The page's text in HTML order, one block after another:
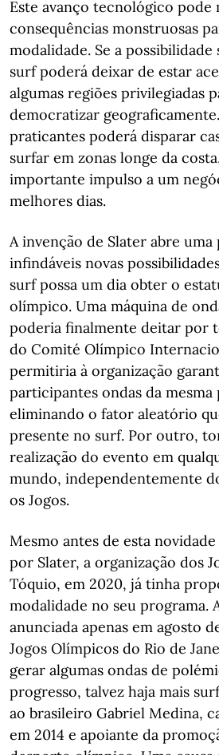
Este avanço tecnológico pode
consequências monstruosas
modalidade. Se a
surf poderá deixar de estar
algumas regiões privilegiadas
democratizar
praticantes poderá disparar
surfar em zonas longe da
importante impulso a um
melhores dias.
A invenção de Slater abre uma
infindáveis novas
surf possa um dia obter o
olímpico. Uma máquina de
poderia finalmente deitar por
do Comité Olímpico
permitiria à organização
participantes ondas da
eliminando o fator aleatório
presente no surf. Por outro,
realização do evento em
mundo, independentemente
os Jogos.
Mesmo antes de esta
por Slater, a organização dos
Tóquio, em 2020, já tinha
modalidade no seu programa.
anunciada apenas em agosto
Jogos Olímpicos do Rio de
gerar algumas ondas de
progresso, talvez haja mais
ao brasileiro Gabriel Medina,
em 2014 e apoiante da